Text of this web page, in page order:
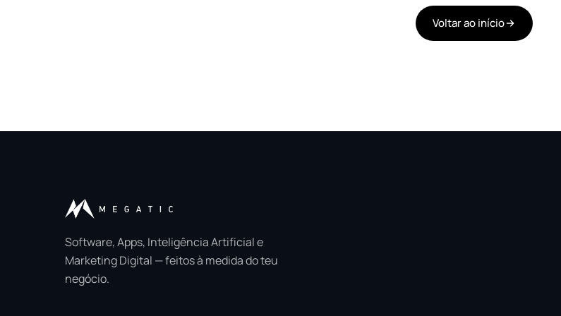
Voltar ao início
Software, Apps, Inteligência Artificial e
Marketing Digital — feitos à medida do teu
negócio.